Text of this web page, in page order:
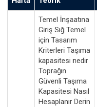
Temel İnşaatına
Giriş Sığ Temel
için Tasarım
Kriterleri Taşıma
kapasitesi nedir
Toprağın
Güvenli Taşıma
Kapasitesi Nasıl
Hesaplanır Derin